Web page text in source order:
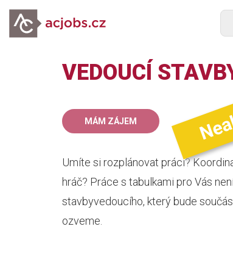
VEDOUCÍ
MÁM ZÁJEM
Umíte si rozplánovat práci?
hráč? Práce s tabulkami pro Vás
stavbyvedoucího, který bude
ozveme.